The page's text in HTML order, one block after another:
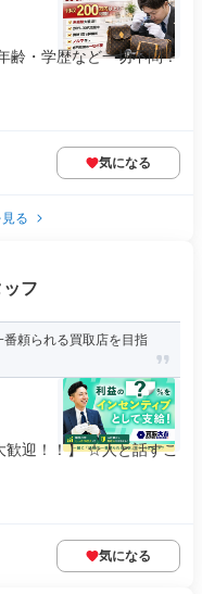
齢・学歴など一切不問！
気になる
る
フ
番頼られる買取店を目指
歓迎！！】 ☆人と話すこ
気になる